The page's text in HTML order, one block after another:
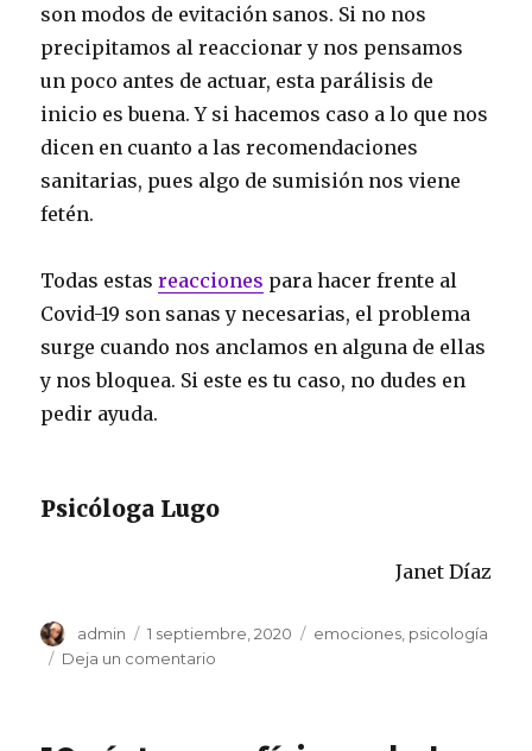
son modos de evitación sanos. Si no nos
precipitamos al reaccionar y nos pensamos
un poco antes de actuar, esta parálisis de
inicio es buena. Y si hacemos caso a lo que nos
dicen en cuanto a las recomendaciones
sanitarias, pues algo de sumisión nos viene
fetén.
Todas estasreacciones para hacer frente al
Covid-19 son sanas y necesarias, el problema
surge cuando nos anclamos en alguna de ellas
y nos bloquea. Si este es tu caso, no dudes en
pedir ayuda.
Psicóloga Lugo
Janet Díaz
Autor
admin
Publicado
el
1 septiembre, 2020 Categorías
emociones psicología
Deja un comentario